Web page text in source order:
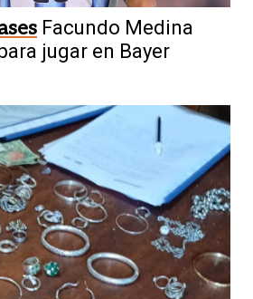
Facundo Medina
jugar en Bayer